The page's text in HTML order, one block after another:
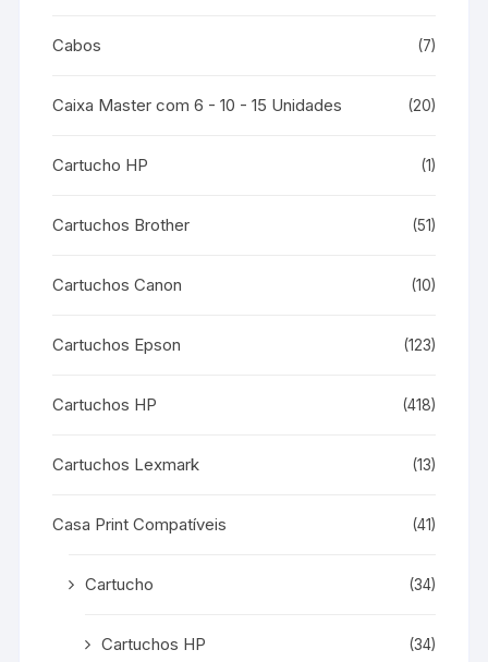
Cabos (7)
Caixa Master com 6 - 10 - 15 Unidades (20)
Cartucho HP (1)
Cartuchos Brother (51)
Cartuchos Canon (10)
Cartuchos Epson (123)
Cartuchos HP (418)
Cartuchos Lexmark (13)
Casa Print Compatíveis (41)
Cartucho (34)
Cartuchos HP (34)